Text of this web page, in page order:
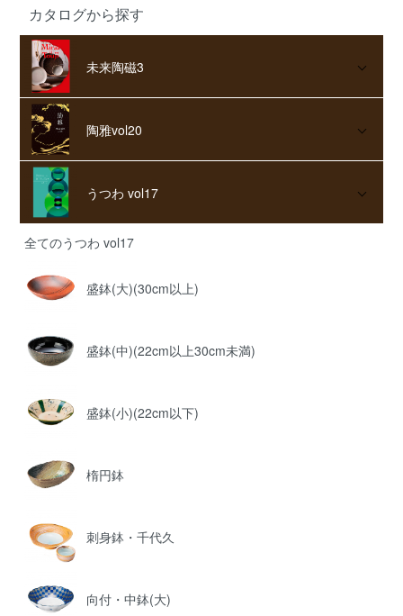
カタログから探す
未来陶磁3
陶雅vol20
うつわ vol17
全てのうつわ vol17
盛鉢(大)(30cm以上)
盛鉢(中)(22cm以上30cm未満)
盛鉢(小)(22cm以下)
楕円鉢
刺身鉢・千代久
向付・中鉢(大)